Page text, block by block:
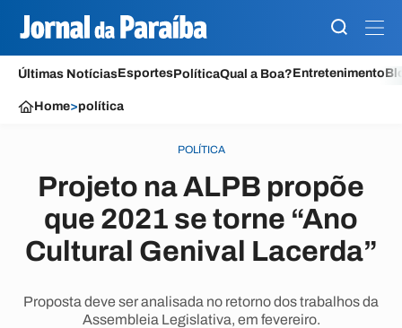
Últimas NotíciasEsportesPolíticaQual a Boa?Entretenimento
Home>política
POLÍTICA
Projeto na ALPB propõe
que 2021 se torne “Ano
Cultural Genival Lacerda”
Proposta deve ser analisada no retorno dos trabalhos da
Assembleia Legislativa, em fevereiro.